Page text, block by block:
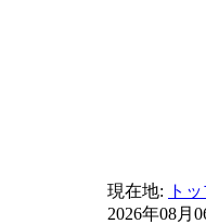
現在地: ト
2026年08月